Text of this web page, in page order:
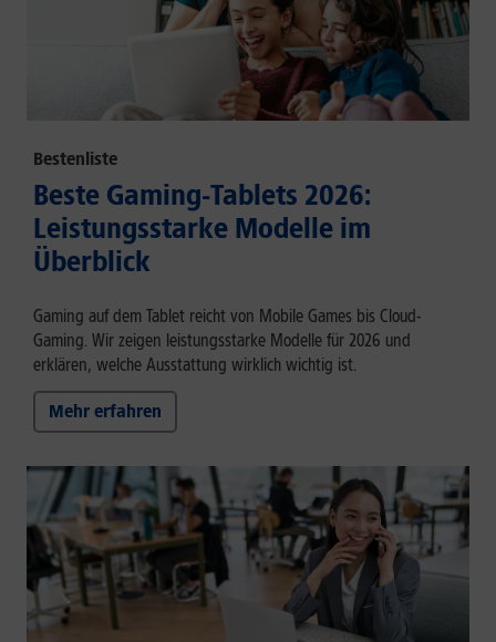
Bestenliste
Beste Gaming-Tablets 2026:
Leistungsstarke Modelle im
Überblick
Gaming auf dem Tablet reicht von Mobile Games bis Cloud-
Gaming. Wir zeigen leistungsstarke Modelle für 2026 und
erklären, welche Ausstattung wirklich wichtig ist.
Mehr erfahren